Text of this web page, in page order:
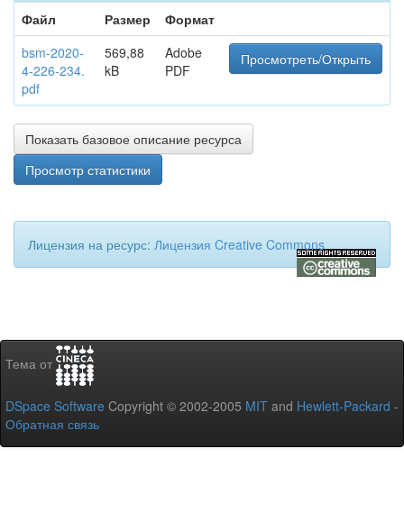
Файл
Размер
Формат
bsm-2020-
4-226-234.
pdf
569,88
kB
Adobe
PDF
Просмотреть/Открыть
Показать базовое описание ресурса
Просмотр статистики
Лицензия на ресурс: Лицензия Creative Commons
Тема от
DSpace Software Copyright © 2002-2005 MIT and Hewlett-Packard -
Обратная связь